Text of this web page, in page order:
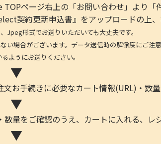
ページ右上の「お問い合わせ」より「
契約更新申込書』をアップロードの上、
形式でお送りいただいても大丈夫です。
がございます。データ送信時の解像度にご注意
にお送りください。
▼
お手続きに必要なカート情報(URL)・数
▼
量をご確認のうえ、カートに入れる、レ
▼